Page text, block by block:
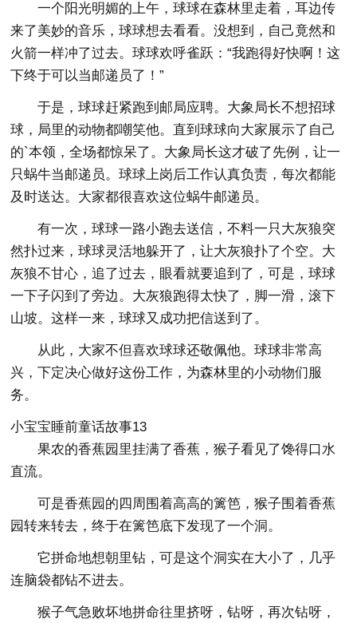
一个阳光明媚的上午，球球在森林里走着，耳边传
来了美妙的音乐，球球想去看看。没想到，自己竟然和
火箭一样冲了过去。球球欢呼雀跃：“我跑得好快啊！这
下终于可以当邮递员了！”
于是，球球赶紧跑到邮局应聘。大象局长不想招球
球，局里的动物都嘲笑他。直到球球向大家展示了自己
的`本领，全场都惊呆了。大象局长这才破了先例，让一
只蜗牛当邮递员。球球上岗后工作认真负责，每次都能
及时送达。大家都很喜欢这位蜗牛邮递员。
有一次，球球一路小跑去送信，不料一只大灰狼突
然扑过来，球球灵活地躲开了，让大灰狼扑了个空。大
灰狼不甘心，追了过去，眼看就要追到了，可是，球球
一下子闪到了旁边。大灰狼跑得太快了，脚一滑，滚下
山坡。这样一来，球球又成功把信送到了。
从此，大家不但喜欢球球还敬佩他。球球非常高
兴，下定决心做好这份工作，为森林里的小动物们服
务。
小宝宝睡前童话故事13
果农的香蕉园里挂满了香蕉，猴子看见了馋得口水
直流。
可是香蕉园的四周围着高高的篱笆，猴子围着香蕉
园转来转去，终于在篱笆底下发现了一个洞。
它拼命地想朝里钻，可是这个洞实在大小了，几乎
连脑袋都钻不进去。
猴子气急败坏地拼命往里挤呀，钻呀，再次钻呀，